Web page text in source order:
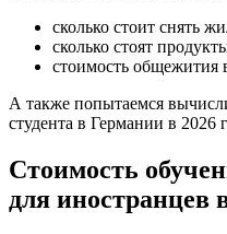
сколько стоит снять
сколько стоят
стоимость общежития
А также попытаемся
студента в Германии в 2026
Стоимость
для иностранцев